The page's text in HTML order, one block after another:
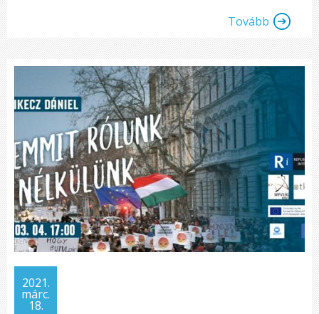
Tovább
2021.
márc.
18.